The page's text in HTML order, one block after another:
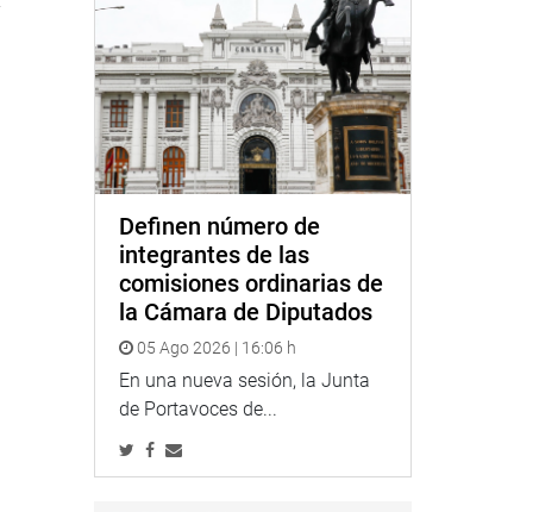
Definen número de
integrantes de las
comisiones ordinarias de
la Cámara de Diputados
05 Ago 2026 | 16:06 h
En una nueva sesión, la Junta
de Portavoces de...